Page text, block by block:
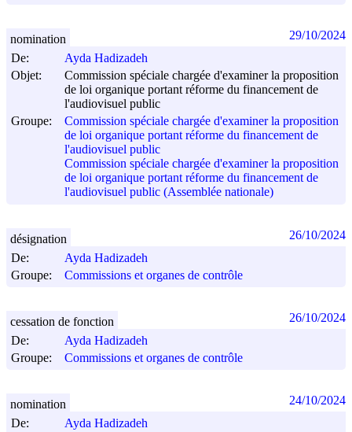
De:
Ayda Hadizadeh
Objet:
Commission spéciale chargée d'examiner la proposition
de loi organique portant réforme du financement de
l'audiovisuel public
Groupe:
Commission spéciale chargée d'examiner la proposition
de loi organique portant réforme du financement de
l'audiovisuel public
Commission spéciale chargée d'examiner la proposition
de loi organique portant réforme du financement de
l'audiovisuel public (Assemblée nationale)
nomination 29/10/2024
De:
Ayda Hadizadeh
Groupe:
Commissions et organes de contrôle
désignation 26/10/2024
De:
Ayda Hadizadeh
Groupe:
Commissions et organes de contrôle
cessation de fonction 26/10/2024
De:
Ayda Hadizadeh
nomination 24/10/2024